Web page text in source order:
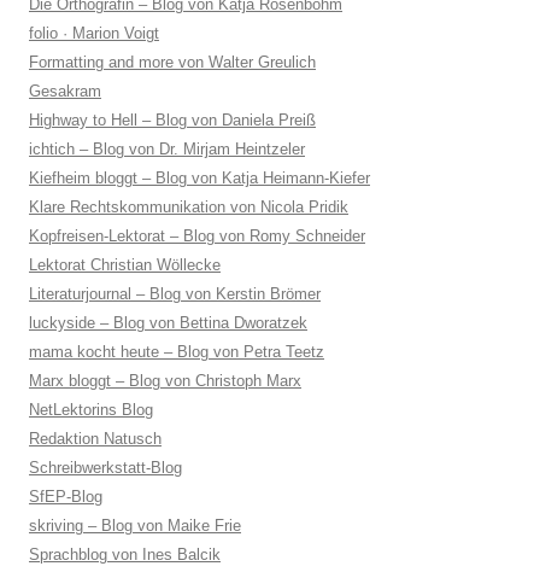
Die Orthogräfin – Blog von Katja Rosenbohm
folio · Marion Voigt
Formatting and more von Walter Greulich
Gesakram
Highway to Hell – Blog von Daniela Preiß
ichtich – Blog von Dr. Mirjam Heintzeler
Kiefheim bloggt – Blog von Katja Heimann-Kiefer
Klare Rechtskommunikation von Nicola Pridik
Kopfreisen-Lektorat – Blog von Romy Schneider
Lektorat Christian Wöllecke
Literaturjournal – Blog von Kerstin Brömer
luckyside – Blog von Bettina Dworatzek
mama kocht heute – Blog von Petra Teetz
Marx bloggt – Blog von Christoph Marx
NetLektorins Blog
Redaktion Natusch
Schreibwerkstatt-Blog
SfEP-Blog
skriving – Blog von Maike Frie
Sprachblog von Ines Balcik